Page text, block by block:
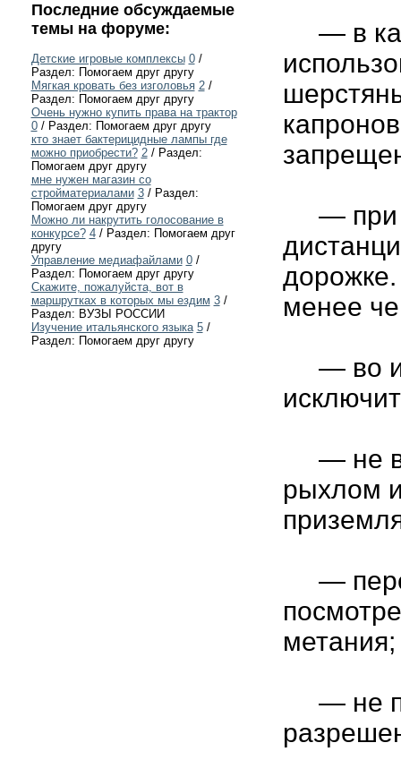
Последние обсуждаемые
темы на форуме:
Детские игровые комплексы 0/
Раздел: Помогаем друг другу
Мягкая кровать без изголовья 2/
Раздел: Помогаем друг другу
Очень нужно купить права на трактор
0/ Раздел: Помогаем друг другу
кто знает бактерицидные лампы где
можно приобрести? 2/ Раздел:
Помогаем друг другу
мне нужен магазин со
стройматериалами 3/ Раздел:
Помогаем друг другу
Можно ли накрутить голосование в
конкурсе? 4/ Раздел: Помогаем друг
другу
Управление медиафайлами 0/
Раздел: Помогаем друг другу
Скажите, пожалуйста, вот в
маршрутках в которых мы ездим 3/
Раздел: ВУЗЫ РОССИИ
Изучение итальянского языка 5/
Раздел: Помогаем друг другу
— в
— при
менее
— во
— не
рыхлом
—
метания;
— не